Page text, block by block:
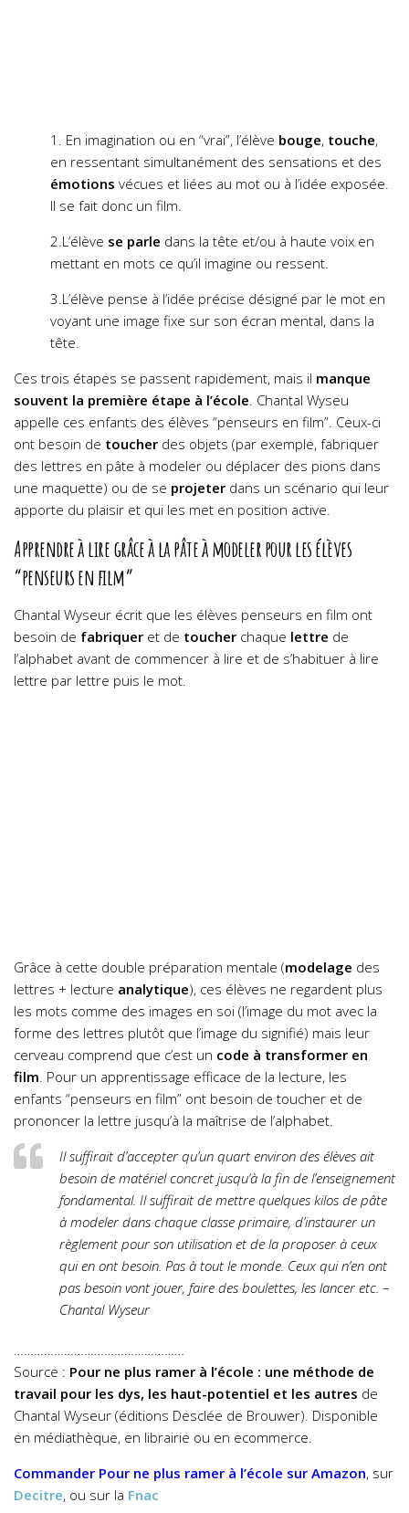
1. En imagination ou en “vrai”, l’élève bouge, touche,
en ressentant simultanément des sensations et des
émotions vécues et liées au mot ou à l’idée exposée.
Il se fait donc un film.
2.L’élève se parle dans la tête et/ou à haute voix en
mettant en mots ce qu’il imagine ou ressent.
3.L’élève pense à l’idée précise désigné par le mot en
voyant une image fixe sur son écran mental, dans la
tête.
Ces trois étapes se passent rapidement, mais il manque
souvent la première étape à l’école. Chantal Wyseu
appelle ces enfants des élèves “penseurs en film”. Ceux-ci
ont besoin de toucher des objets (par exemple, fabriquer
des lettres en pâte à modeler ou déplacer des pions dans
une maquette) ou de se projeter dans un scénario qui leur
apporte du plaisir et qui les met en position active.
Apprendre à lire grâce à la pâte à modeler pour les élèves
“penseurs en film”
Chantal Wyseur écrit que les élèves penseurs en film ont
besoin de fabriquer et de toucher chaque lettre de
l’alphabet avant de commencer à lire et de s’habituer à lire
lettre par lettre puis le mot.
Grâce à cette double préparation mentale (modelage des
lettres + lecture analytique), ces élèves ne regardent plus
les mots comme des images en soi (l’image du mot avec la
forme des lettres plutôt que l’image du signifié) mais leur
cerveau comprend que c’est un code à transformer en
film. Pour un apprentissage efficace de la lecture, les
enfants “penseurs en film” ont besoin de toucher et de
prononcer la lettre jusqu’à la maîtrise de l’alphabet.
Il suffirait d’accepter qu’un quart environ des élèves ait
besoin de matériel concret jusqu’à la fin de l’enseignement
fondamental. Il suffirait de mettre quelques kilos de pâte
à modeler dans chaque classe primaire, d’instaurer un
règlement pour son utilisation et de la proposer à ceux
qui en ont besoin. Pas à tout le monde. Ceux qui n’en ont
pas besoin vont jouer, faire des boulettes, les lancer etc. –
Chantal Wyseur
……………………………………………
Source : Pour ne plus ramer à l’école : une méthode de
travail pour les dys, les haut-potentiel et les autres de
Chantal Wyseur (éditions Desclée de Brouwer). Disponible
en médiathèque, en librairie ou en ecommerce.
Commander Pour ne plus ramer à l’école sur Amazon, sur
Decitre, ou sur la Fnac